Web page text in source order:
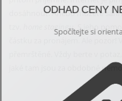
dosáhnout. Anebo můžete
home stagingu. S jeho
jaké tam jsou za obdobné
ODHAD CENY
Spočítejte si